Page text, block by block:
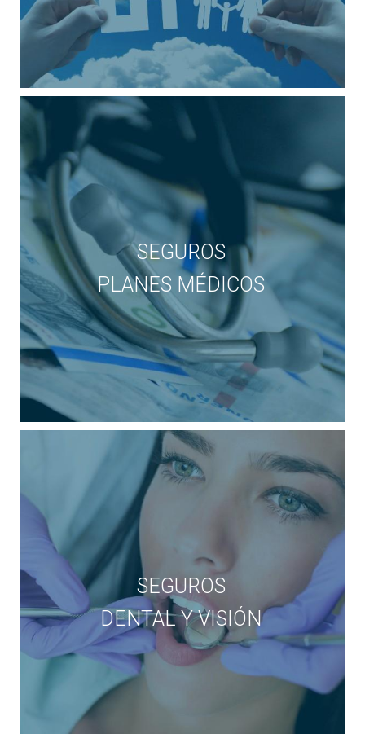
SEGUROS
PLANES MÉDICOS
SEGUROS
DENTAL Y VISIÓN